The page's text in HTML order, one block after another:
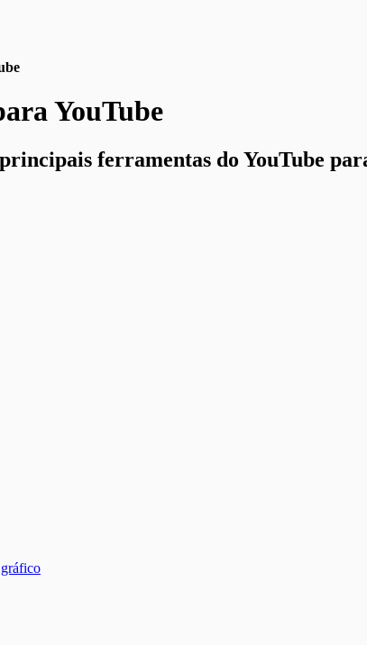
YouTube
ferramentas do YouTube